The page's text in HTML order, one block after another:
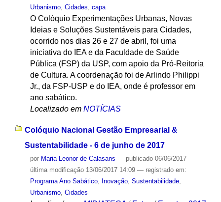
Urbanismo, Cidades capa
O Colóquio Experimentações Urbanas, Novas
Ideias e Soluções Sustentáveis para Cidades,
ocorrido nos dias 26 e 27 de abril, foi uma
iniciativa do IEA e da Faculdade de Saúde
Pública (FSP) da USP, com apoio da Pró-Reitoria
de Cultura. A coordenação foi de Arlindo Philippi
Jr., da FSP-USP e do IEA, onde é professor em
ano sabático.
Localizado em NOTÍCIAS
Colóquio Nacional Gestão Empresarial &
Sustentabilidade - 6 de junho de 2017
por Maria Leonor de Calasans — publicado06/06/2017 —
última modificação13/06/2017 14:09 — registrado em:
Programa Ano Sabático, Inovação, Sustentabilidade,
Urbanismo, Cidades